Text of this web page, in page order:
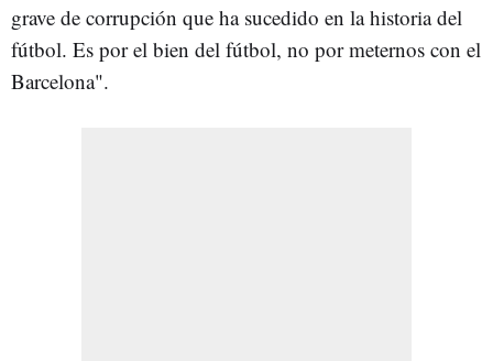
grave de corrupción que ha sucedido en la historia del
fútbol. Es por el bien del fútbol, no por meternos con el
Barcelona".